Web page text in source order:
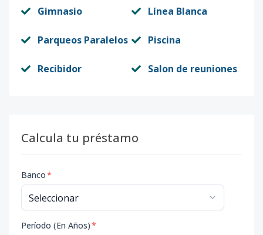
Gimnasio Línea Blanca
Parqueos Paralelos Piscina
Recibidor Salon de reuniones
Calcula tu préstamo
Banco*
Período (En Años)*